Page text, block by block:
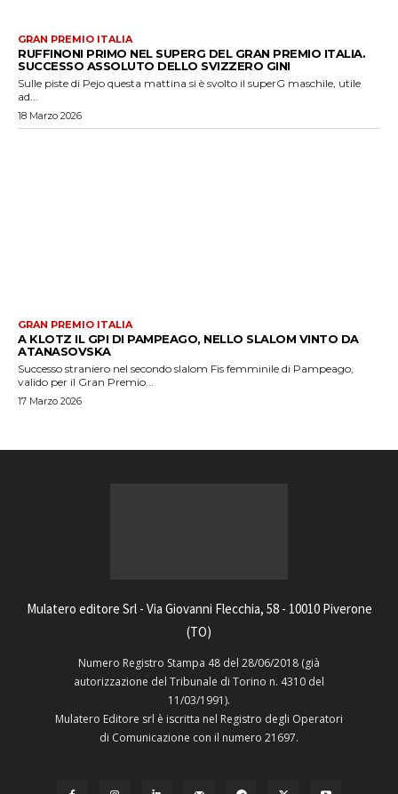
GRAN PREMIO ITALIA
RUFFINONI PRIMO NEL SUPERG DEL GRAN PREMIO ITALIA.
SUCCESSO ASSOLUTO DELLO SVIZZERO GINI
Sulle piste di Pejo questa mattina si è svolto il superG maschile, utile
ad...
18 Marzo 2026
GRAN PREMIO ITALIA
A KLOTZ IL GPI DI PAMPEAGO, NELLO SLALOM VINTO DA
ATANASOVSKA
Successo straniero nel secondo slalom Fis femminile di Pampeago,
valido per il Gran Premio...
17 Marzo 2026
Mulatero editore Srl - Via Giovanni Flecchia, 58 - 10010 Piverone
(TO)
Numero Registro Stampa 48 del 28/06/2018 (già
autorizzazione del Tribunale di Torino n. 4310 del
11/03/1991).
Mulatero Editore srl è iscritta nel Registro degli Operatori
di Comunicazione con il numero 21697.